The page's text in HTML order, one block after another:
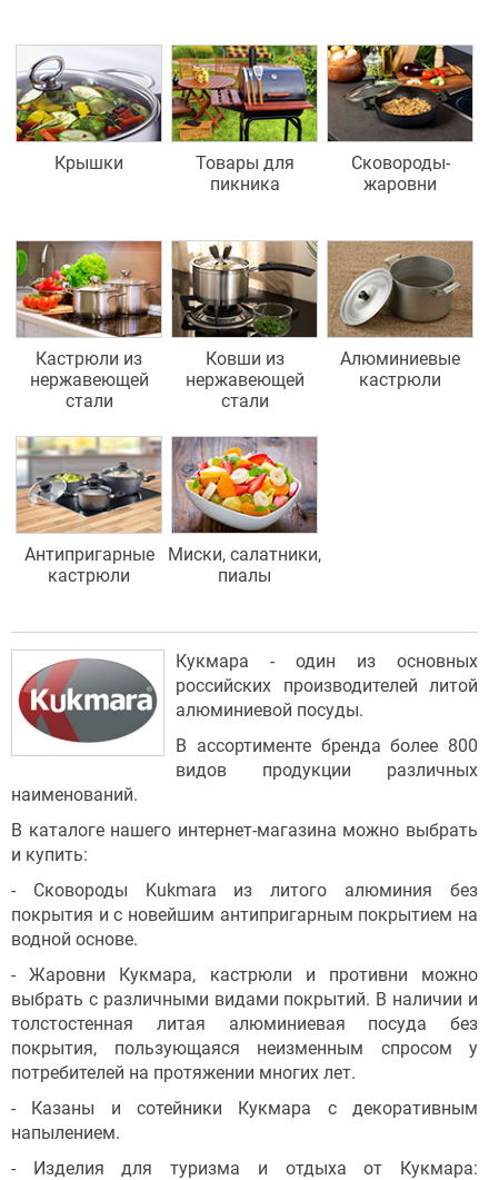
Крышки
Товары для
пикника
Сковороды-
жаровни
Кастрюли из
нержавеющей
стали
Ковши из
нержавеющей
стали
Алюминиевые
кастрюли
Антипригарные
кастрюли
Миски, салатники,
пиалы
Кукмара - один из основных
российских производителей литой
алюминиевой посуды.
В ассортименте бренда более 800
видов продукции различных
наименований.
В каталоге нашего интернет-магазина можно выбрать
и купить:
- Сковороды Kukmara из литого алюминия без
покрытия и с новейшим антипригарным покрытием на
водной основе.
- Жаровни Кукмара, кастрюли и противни можно
выбрать с различными видами покрытий. В наличии и
толстостенная литая алюминиевая посуда без
покрытия, пользующаяся неизменным спросом у
потребителей на протяжении многих лет.
- Казаны и сотейники Кукмара с декоративным
напылением.
- Изделия для туризма и отдыха от Кукмара: